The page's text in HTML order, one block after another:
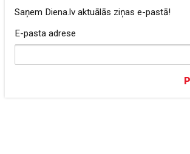
Saņem Diena.lv aktuālās ziņas e-pastā!
E-pasta adrese